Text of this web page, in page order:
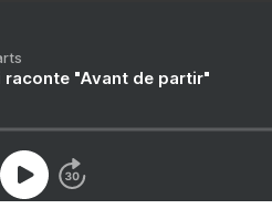
raconte "Avant de partir"